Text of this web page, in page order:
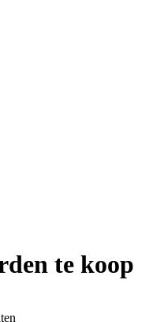
te koop